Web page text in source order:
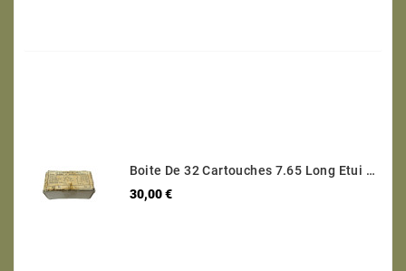
Boite De 32 Cartouches 7.65 Long Etui Laiton Categorie B Ref 30
30,00 €Prix